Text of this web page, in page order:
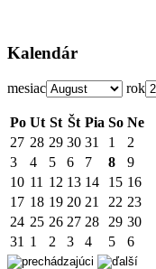
Kalendár
mesiac rok
Po Ut St Št Pia So Ne
27 28 29 30 31 1
2
3
4 5 6 7 8
9
10 11 12 13 14 15 16
17 18 19 20 21 22 23
24 25 26 27 28 29 30
31 1 2 3 4 5 6